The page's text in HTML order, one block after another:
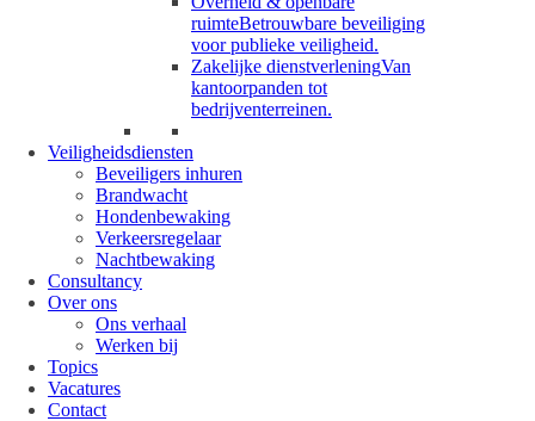
ruimteBetrouwbare beveiliging
voor publieke veiligheid.
Zakelijke dienstverleningVan
kantoorpanden tot
bedrijventerreinen.
Veiligheidsdiensten
Beveiligers inhuren
Brandwacht
Hondenbewaking
Verkeersregelaar
Nachtbewaking
Consultancy
Over ons
Ons verhaal
Werken bij
Topics
Vacatures
Contact